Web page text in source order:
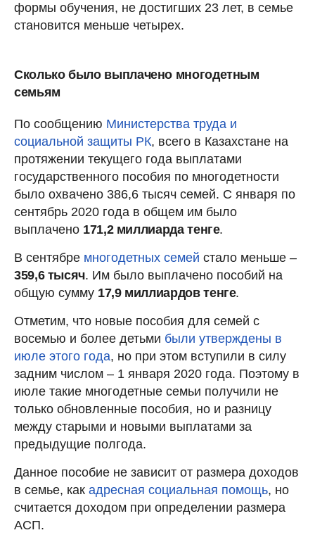
формы обучения, не достигших 23 лет, в семье
становится меньше четырех.
Сколько было выплачено многодетным
семьям
По сообщению Министерства труда и
социальной защиты РК, всего в Казахстане на
протяжении текущего года выплатами
государственного пособия по многодетности
было охвачено 386,6 тысяч семей. С января по
сентябрь 2020 года в общем им было
выплачено 171,2 миллиарда тенге.
В сентябре многодетных семей стало меньше –
359,6 тысяч. Им было выплачено пособий на
общую сумму 17,9 миллиардов тенге.
Отметим, что новые пособия для семей с
восемью и более детьми были утверждены в
июле этого года, но при этом вступили в силу
задним числом – 1 января 2020 года. Поэтому в
июле такие многодетные семьи получили не
только обновленные пособия, но и разницу
между старыми и новыми выплатами за
предыдущие полгода.
Данное пособие не зависит от размера доходов
в семье, как адресная социальная помощь, но
считается доходом при определении размера
АСП.